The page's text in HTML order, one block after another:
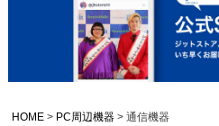
HOME PC周辺機器 通信機器